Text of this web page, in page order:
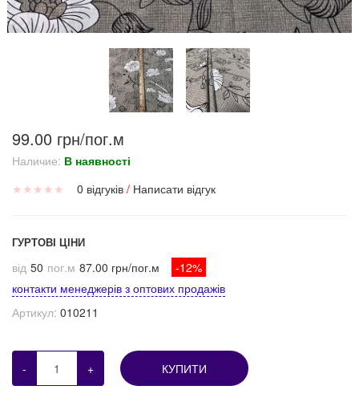
99.00 грн/пог.м
Наличие: В наявності
★ ★ ★ ★ ★ 0 відгуків / Написати відгук
ГУРТОВІ ЦІНИ
від 50 пог.м 87.00 грн/пог.м
-12%
контакти менеджерів з оптових продажів
Артикул: 010211
- + КУПИТИ